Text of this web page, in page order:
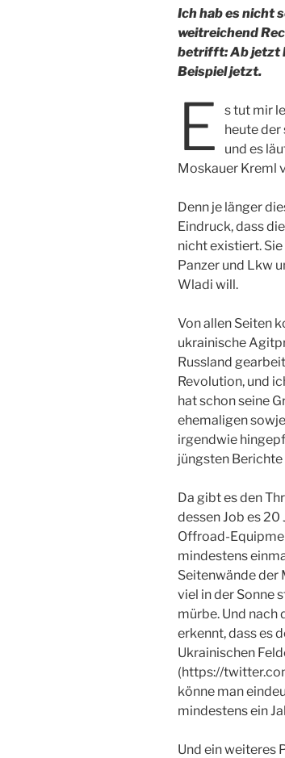
Ich hab es nicht
weitreichend
betrifft: Ab jetzt
Beispiel jetzt.
E
s tut mir
heute der
und es
Moskauer Kreml
Denn je länger
Eindruck, dass
nicht existiert.
Panzer und Lkw
Wladi will.
Von allen Seiten
ukrainische
Russland
Revolution, und
hat schon seine
ehemaligen
irgendwie
jüngsten Berichte
Da gibt es den
dessen Job es 20
Offroad-
mindestens
Seitenwände der
viel in der Sonne
mürbe. Und nach
erkennt, dass es
Ukrainischen
(https://
könne man
mindestens ein
Und ein weiteres